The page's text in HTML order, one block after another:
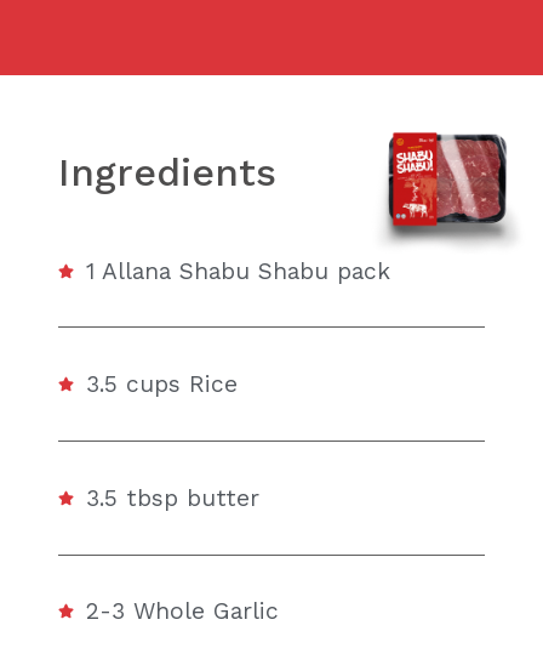
Ingredients
1 Allana Shabu Shabu pack
3.5 cups Rice
3.5 tbsp butter
2-3 Whole Garlic